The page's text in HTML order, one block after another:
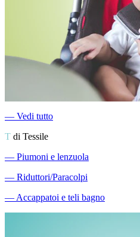
― Vedi tutto
T di Tessile
― Piumoni e lenzuola
― Riduttori/Paracolpi
―Accappatoi e teli bagno